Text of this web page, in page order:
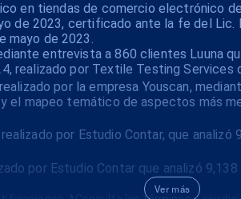
Ver más
en tiendas de comercio electrónico
de 2023, certificado ante la fe del
mayo de 2023.
entrevista a 860 clientes Luuna
realizado por Textile Testing Services
por la empresa Youscan,
el mapeo temático de aspectos más
por Estudio Contar, que
por Estudio Contar que analizó